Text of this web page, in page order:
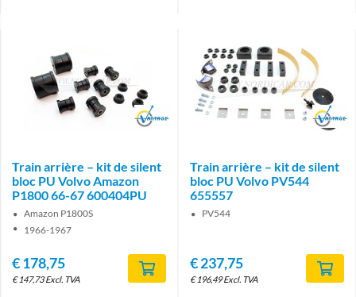
Brand
Train arrière – kit de silent
bloc PU Volvo Amazon
P1800 66-67 600404PU
Amazon P1800S
1966-1967
€178,75
€147,73 Excl. TVA
Brand
Train arrière – kit de silent
bloc PU Volvo PV544
655557
PV544
€237,75
€196,49 Excl. TVA